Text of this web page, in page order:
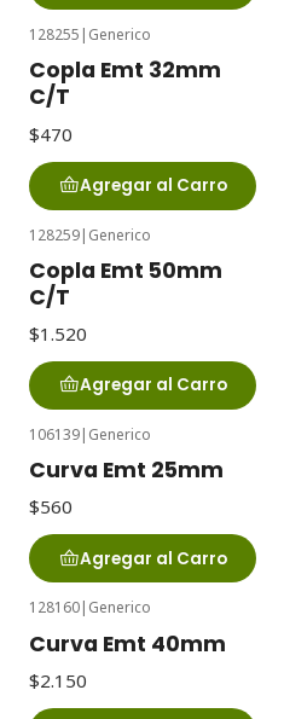
128255 | Generico
Copla Emt 32mm
C/T
$470
Agregar al Carro
128259| Generico
Copla Emt 50mm
C/T
$1.520
Agregar al Carro
106139| Generico
Curva Emt 25mm
$560
Agregar al Carro
128160| Generico
Curva Emt 40mm
$2.150